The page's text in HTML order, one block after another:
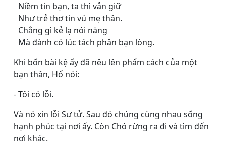
Niềm tin bạn, ta thì vẫn giữ
Như trẻ thơ tin vú mẹ thân.
Chẳng gì kẻ lạ nói năng
Mà đành có lúc tách phân bạn lòng.
Khi bốn bài kệ ấy đã nêu lên phẩm cách của một
bạn thân, Hổ nói:
- Tôi có lỗi.
Và nó xin lỗi Sư tử. Sau đó chúng cùng nhau sống
hạnh phúc tại nơi ấy. Còn Chó rừng ra đi và tìm đến
nơi khác.